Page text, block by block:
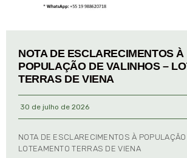
NOTA DE ESCLARECIMENTOS À
POPULAÇÃO DE VALINHOS –
TERRAS DE VIENA
30 de julho de 2026
NOTA DE ESCLARECIMENTOS À
LOTEAMENTO TERRAS DE VIENA